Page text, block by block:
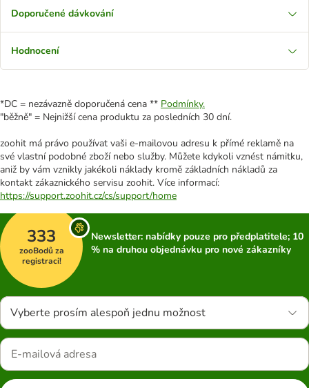
Doporučené dávkování
Hodnocení
*DC = nezávazně doporučená cena ** Podmínky.
"běžně" = Nejnižší cena produktu za posledních 30 dní.
zoohit má právo používat vaši e-mailovou adresu k přímé reklamě na
své vlastní podobné zboží nebo služby. Můžete kdykoli vznést námitku,
aniž by vám vznikly jakékoli náklady kromě základních nákladů za
kontakt zákaznického servisu zoohit. Více informací:
https://support.zoohit.cz/cs/support/home
333
zooBodů za
registraci!
Newsletter: nabídky pouze pro předplatitele; 10
% na druhou objednávku pro nové zákazníky
Vyberte prosím alespoň jednu možnost